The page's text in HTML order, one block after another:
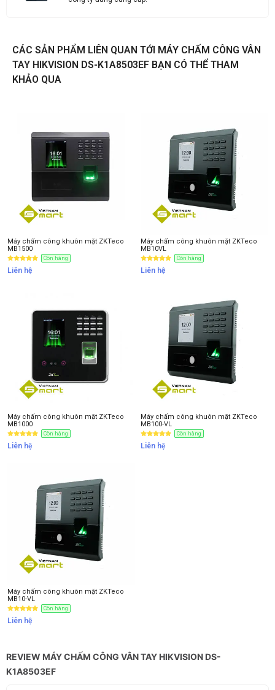
CÁC SẢN PHẨM LIÊN QUAN TỚI MÁY CHẤM CÔNG VÂN
TAY HIKVISION DS-K1A8503EF BẠN CÓ THỂ THAM
KHẢO QUA
Máy chấm công khuôn mặt ZKTeco
MB1500
Còn hàng
Liên hệ
Máy chấm công khuôn mặt ZKTeco
MB10VL
Còn hàng
Liên hệ
Máy chấm công khuôn mặt ZKTeco
MB1000
Còn hàng
Liên hệ
Máy chấm công khuôn mặt ZKTeco
MB100-VL
Còn hàng
Liên hệ
Máy chấm công khuôn mặt ZKTeco
MB10-VL
Còn hàng
Liên hệ
REVIEW MÁY CHẤM CÔNG VÂN TAY HIKVISION DS-
K1A8503EF
Liên hệ
Anh/Chị có dùng ZALO số này Tôi Không dùng